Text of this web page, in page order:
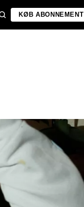
KØB ABONNEMENT